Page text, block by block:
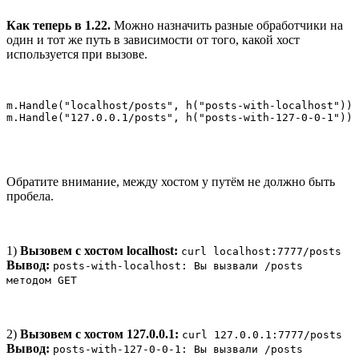
Как теперь в 1.22. Можно назначить разные обработчики на
один и тот же путь в зависимости от того, какой хост
используется при вызове.
m.Handle("localhost/posts", h("posts-with-localhost"))
m.Handle("127.0.0.1/posts", h("posts-with-127-0-0-1"))
Обратите внимание, между хостом у путём не должно быть
пробела.
1) Вызовем с хостом localhost: curl localhost:7777/posts
Вывод: posts-with-localhost: Вы вызвали /posts
методом GET
2) Вызовем с хостом 127.0.0.1: curl 127.0.0.1:7777/posts
Вывод: posts-with-127-0-0-1: Вы вызвали /posts